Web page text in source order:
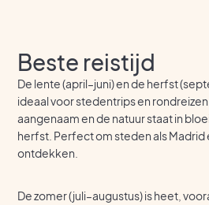
Beste reistijd
De lente (april–juni) en de herfst
ideaal voor stedentrips en
aangenaam en de natuur staat in
herfst. Perfect om steden als Madrid
ontdekken.
De zomer (juli–augustus) is heet,